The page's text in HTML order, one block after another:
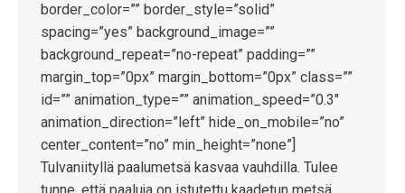
border_color=”” border_style=”solid”
spacing=”yes” background_image=””
background_repeat=”no-repeat” padding=””
margin_top=”0px” margin_bottom=”0px” class=””
id=”” animation_type=”” animation_speed=”0.3″
animation_direction=”left” hide_on_mobile=”no”
center_content=”no” min_height=”none”]
Tulvaniityllä paalumetsä kasvaa vauhdilla. Tulee